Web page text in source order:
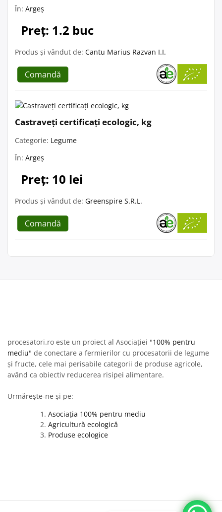
În: Argeș
Preț: 1.2 buc
Produs și vândut de: Cantu Marius Razvan I.I.
Comandă
Castraveți certificați ecologic, kg
Categorie: Legume
În: Argeș
Preț: 10 lei
Produs și vândut de: Greenspire S.R.L.
Comandă
procesatori.ro este un proiect al Asociației "100% pentru
mediu" de conectare a fermierilor cu procesatorii de legume
și fructe, cele mai perisabile categorii de produse agricole,
având ca obiectiv reducerea risipei alimentare.
Urmărește-ne și pe:
Asociația 100% pentru mediu
Agricultură ecologică
Produse ecologice